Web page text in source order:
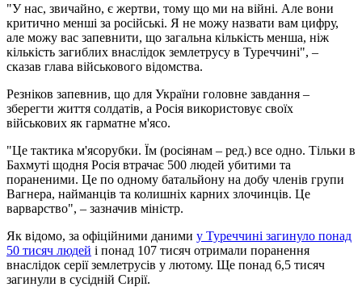
"У нас, звичайно, є жертви, тому що ми на війні. Але вони
критично менші за російські. Я не можу назвати вам цифру,
але можу вас запевнити, що загальна кількість менша, ніж
кількість загиблих внаслідок землетрусу в Туреччині", –
сказав глава військового відомства.
Резніков запевнив, що для України головне завдання –
зберегти життя солдатів, а Росія використовує своїх
військових як гарматне м'ясо.
"Це тактика м'ясорубки. Їм (росіянам – ред.) все одно. Тільки в
Бахмуті щодня Росія втрачає 500 людей убитими та
пораненими. Це по одному батальйону на добу членів групи
Вагнера, найманців та колишніх карних злочинців. Це
варварство", – зазначив міністр.
Як відомо, за офіційними даними у Туреччині загинуло понад
50 тисяч людей і понад 107 тисяч отримали поранення
внаслідок серії землетрусів у лютому. Ще понад 6,5 тисяч
загинули в сусідній Сирії.